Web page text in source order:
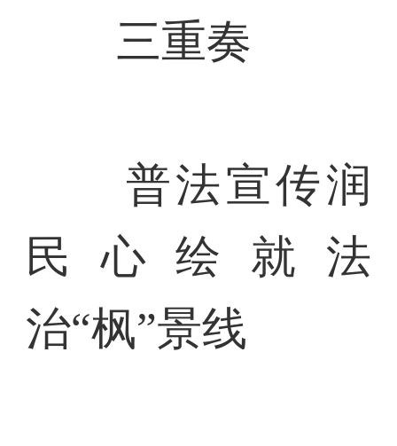
三重奏
普法宣传润
民心绘就法
治“枫”景线